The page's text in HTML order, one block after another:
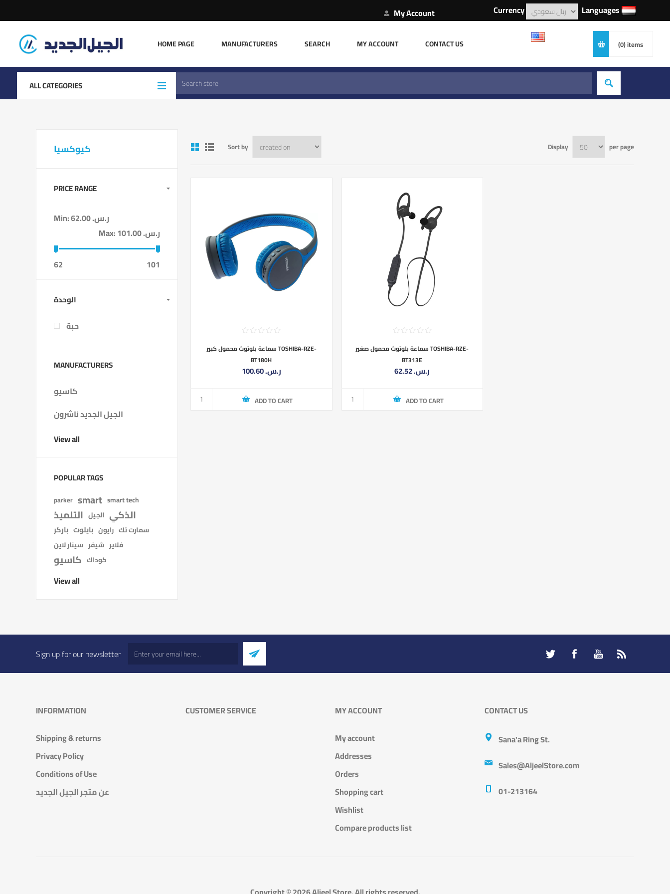
Currency Languages
My Account
HOME PAGE MANUFACTURERS SEARCH MY ACCOUNT CONTACT US (0)items
ALL CATEGORIES
Sort by Display per page
سماعة بلوتوث محمول كبير TOSHIBA-RZE-
BT180H
100.60 ر.س.‏
ADD TO CART
سماعة بلوتوث محمول صغير TOSHIBA-RZE-
BT313E
62.52 ر.س.‏
ADD TO CART
كيوكسيا
PRICE RANGE
Min:
62.00 ر.س.‏
Max:
101.00 ر.س.‏
62 101
الوحدة
حبة
MANUFACTURERS
كاسيو
الجيل الجديد ناشرون
View all
POPULAR TAGS
parker smart smart tech
التلميذ الجيل الذكي
باركر بايلوت رايون سمارت تك
سينار لاين شيفر فلاير
كاسيو كوداك
View all
Sign up for our newsletter
INFORMATION
Shipping & returns
Privacy Policy
Conditions of Use
عن متجر الجيل الجديد
CUSTOMER SERVICE
MY ACCOUNT
My account
Addresses
Orders
Shopping cart
Wishlist
Compare products list
CONTACT US
Sana'a Ring St.
Sales@AljeelStore.com
01-213164